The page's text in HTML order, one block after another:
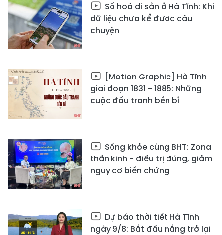
Số hoá di sản ở Hà Tĩnh: Khi
dữ liệu chưa kể được câu
chuyện
[Motion Graphic] Hà Tĩnh
giai đoạn 1831 - 1885: Những
cuộc đấu tranh bền bỉ
Sống khỏe cùng BHT: Zona
thần kinh - điều trị đúng, giảm
nguy cơ biến chứng
Dự báo thời tiết Hà Tĩnh
ngày 9/8: Bắt đầu nắng trở lại